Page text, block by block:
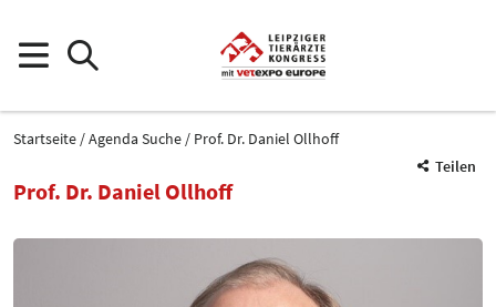
Startseite Agenda Suche
Prof. Dr. Daniel Ollhoff
Teilen
Prof. Dr. Daniel Ollhoff